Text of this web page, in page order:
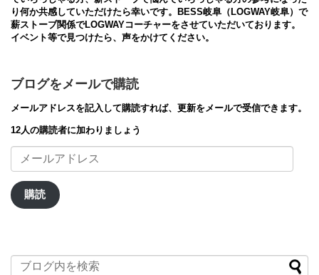
り何か共感していただけたら幸いです。BESS岐阜（LOGWAY岐阜）で
薪ストーブ関係でLOGWAYコーチャーをさせていただいております。
イベント等で見つけたら、声をかけてください。
ブログをメールで購読
メールアドレスを記入して購読すれば、更新をメールで受信できます。
12人の購読者に加わりましょう
メ
ア
ド
購読